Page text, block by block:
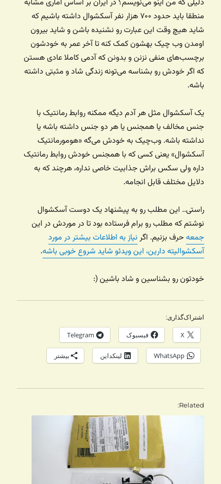
دلیلی که من اینو می‌نویسم؟ در ایران بر اساس آماری مشابه
منطقا باید حدود ۷۰۰ هزار نفر آسکشوال داشته باشیم که
شاید هیچ وقت این عبارت رو نشنیده باشن و شاید بیرون
اومدن وب چیک بهشون کمک کنه تا آخر عمر به خودشون
برچسب‌های منفی نزنن و بدونن که آدمی کاملا عادی هستن
که اگر خودش رو بشناسه می‌تونه زندگی شاد و مثبتی داشته
باشه.
یک آسکشوال مثل هر آدم دیگه ممکنه روابط رمانتیک با
جنس مخالف یا همجنس یا هر دو جنس داشته باشه یا
نداشته باشه. وب‌چیک به خودش می‌گه «هومورمانتیک‌
آسکشوال» یعنی کسی که با همجنس خودش روابط رمانتیک
داره ولی سکس براش جذابیت خاصی نداره، هرچند که به
دلایل مختلف قابل انجامه.
راستی.. این مطلب رو به پیشنهاد یک دوست آسکشوال
نوشتم که مطلب رو برام فرستاده بود تا در موردش در این
جمعه حرف بزنیم. اگر نیاز به اطلاعات بیشتر در مورد
آسکشوالیته دارین، این ویدئو شاید شروع خوبی باشه.
خودتون رو بشناسین و شاد باشین (:
اشتراک‌گذاری:
X فیسبوک Telegram
WhatsApp لینکداین بیشتر
Related